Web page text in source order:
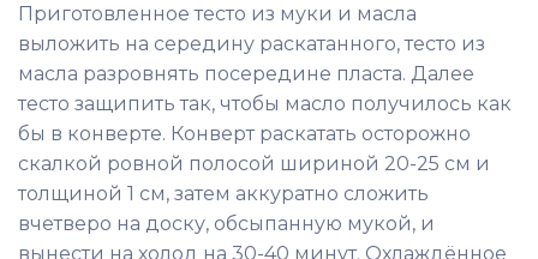
Приготовленное тесто из муки и масла
выложить на середину раскатанного, тесто из
масла разровнять посередине пласта. Далее
тесто защипить так, чтобы масло получилось как
бы в конверте. Конверт раскатать осторожно
скалкой ровной полосой шириной 20-25 см и
толщиной 1 см, затем аккуратно сложить
вчетверо на доску, обсыпанную мукой, и
вынести на холод на 30-40 минут. Охлаждённое